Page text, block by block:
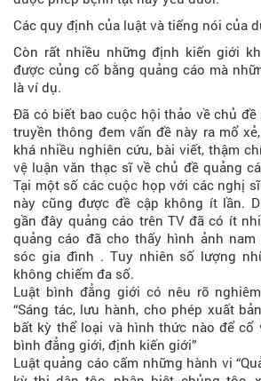
Các quy định của luật và tiếng nói của
Còn rất nhiều những định kiến giới
được củng cố bằng quảng cáo mà
là ví dụ.
Đã có biết bao cuộc hội thảo về chủ
truyền thông đem vấn đề này ra mổ
khá nhiều nghiên cứu, bài viết, thậm
vệ luận văn thạc sĩ về chủ đề quảng
Tại một số các cuộc họp với các nghị
này cũng được đề cập không ít lần.
gần đây quảng cáo trên TV đã có ít
quảng cáo đã cho thấy hình ảnh
sóc gia đình . Tuy nhiên số lượng
không chiếm đa số.
Luật bình đẳng giới có nêu rõ
“Sáng tác, lưu hành, cho phép xuất
bất kỳ thể loại và hình thức nào để cổ
bình đẳng giới, định kiến giới”
Luật quảng cáo cấm những hành vi